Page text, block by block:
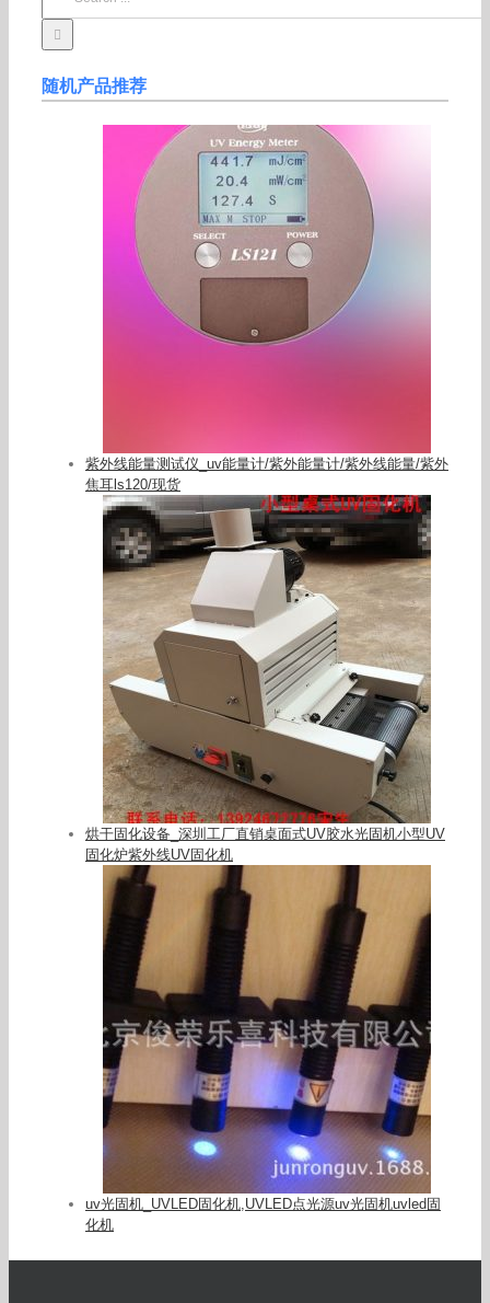
随机产品推荐
紫外线能量测试仪_uv能量计/紫外能量计/紫外线能量/紫外
焦耳ls120/现货
烘干固化设备_深圳工厂直销桌面式UV胶水光固机小型UV
固化炉紫外线UV固化机
uv光固机_UVLED固化机,UVLED点光源uv光固机uvled固
化机